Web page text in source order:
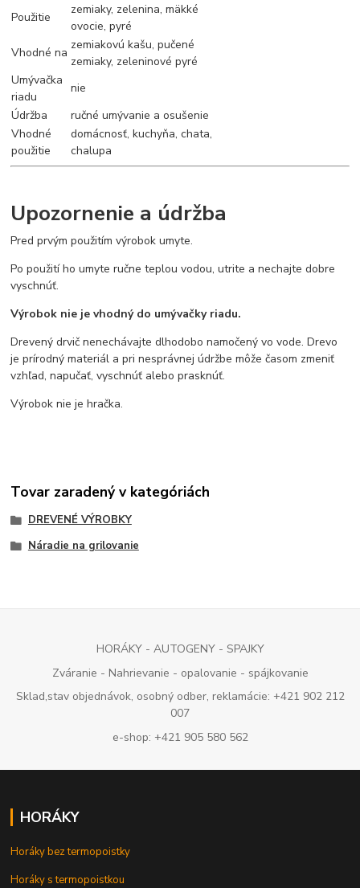
Použitie
zemiaky, zelenina, mäkké
ovocie, pyré
Vhodné na
zemiakovú kašu, pučené
zemiaky, zeleninové pyré
Umývačka
riadu
nie
Údržba
ručné umývanie a osušenie
Vhodné
použitie
domácnosť, kuchyňa, chata,
chalupa
Upozornenie a údržba
Pred prvým použitím výrobok umyte.
Po použití ho umyte ručne teplou vodou, utrite a nechajte dobre
vyschnúť.
Výrobok nie je vhodný do umývačky riadu.
Drevený drvič nenechávajte dlhodobo namočený vo vode. Drevo
je prírodný materiál a pri nesprávnej údržbe môže časom zmeniť
vzhľad, napučať, vyschnúť alebo prasknúť.
Výrobok nie je hračka.
Tovar zaradený v kategóriách
DREVENÉ VÝROBKY
Náradie na grilovanie
HORÁKY - AUTOGENY - SPAJKY
Zváranie - Nahrievanie - opalovanie - spájkovanie
Sklad,stav objednávok, osobný odber, reklamácie: +421 902 212
007
e-shop: +421 905 580 562
HORÁKY
Horáky bez termopoistky
Horáky s termopoistkou